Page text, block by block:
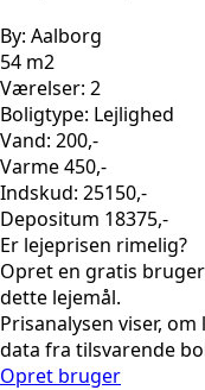
By: Aalborg
54 m2
Værelser: 2
Boligtype: Lejlighed
Vand: 200,-
Varme 450,-
Indskud: 25150,-
Depositum 18375,-
Er lejeprisen rimelig?
Opret en gratis
dette lejemål.
Prisanalysen viser,
data fra tilsvarende
Opret bruger